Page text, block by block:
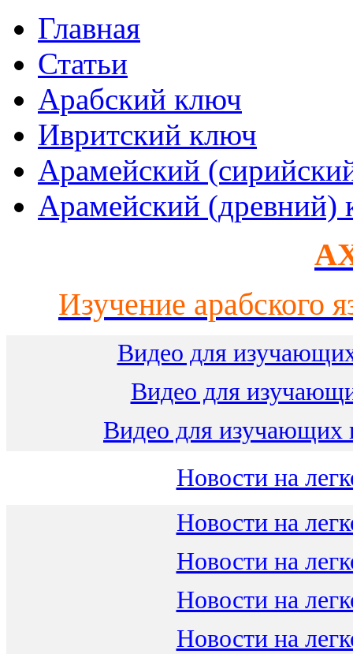
Главная
Статьи
Арабский ключ
Ивритский ключ
Арамейский
Арамейский (древний)
Изучение арабского
Видео для
Видео для
Видео для изучающих
Новости на
Новости на
Новости на
Новости на
Новости на